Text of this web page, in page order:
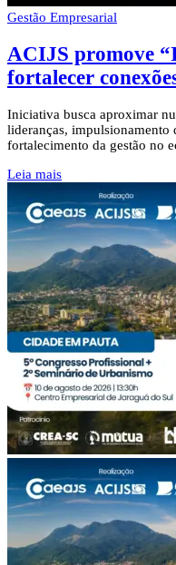
Gestão Empresarial
ACIJS promove
fortalecer
Iniciativa busca aproximar
lideranças, impulsionamento
fortalecimento da gestão no
Leia mais